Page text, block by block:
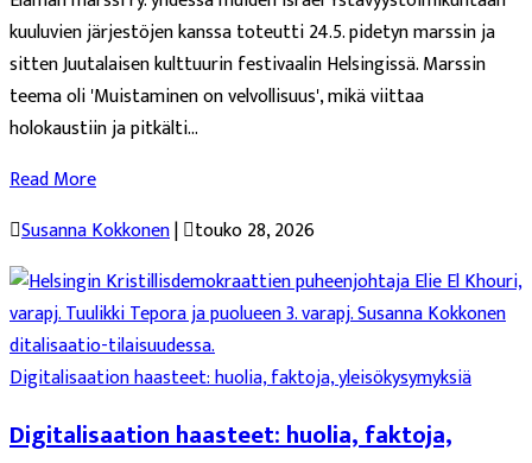
kuuluvien järjestöjen kanssa toteutti 24.5. pidetyn marssin ja
sitten Juutalaisen kulttuurin festivaalin Helsingissä. Marssin
teema oli 'Muistaminen on velvollisuus', mikä viittaa
holokaustiin ja pitkälti...
Read More
Susanna Kokkonen|touko 28, 2026
Digitalisaation haasteet: huolia, faktoja, yleisökysymyksiä
Digitalisaation haasteet: huolia, faktoja,